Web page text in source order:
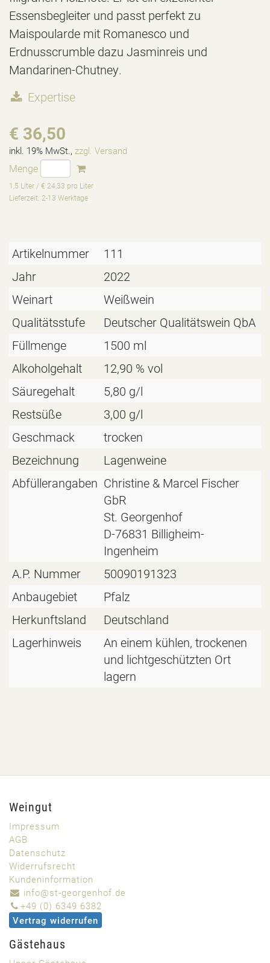
Essensbegleiter und passt perfekt zu
Maispoularde mit Romanesco und
Erdnusscrumble dazu Jasminreis und
Mandarinen-Chutney.
Expertise
€ 36,50
inkl. 19% MwSt., zzgl. Versand
Menge
1,5 Liter / € 24,33 pro Liter
Lieferzeit: 2-13 Werktage
Artikelnummer
111
Jahr
2022
Weinart
Weißwein
Qualitätsstufe
Deutscher Qualitätswein QbA
Füllmenge
1500 ml
Alkoholgehalt
12,90 % vol
Säuregehalt
5,80 g/l
Restsüße
3,00 g/l
Geschmack
trocken
Bezeichnung
Lagenweine
Abfüllerangaben Christine & Marcel Fischer
GbR
St. Georgenhof
D-76831 Billigheim-
Ingenheim
A.P. Nummer
50090191323
Anbaugebiet
Pfalz
Herkunftsland
Deutschland
Lagerhinweis
An einem kühlen, trockenen
und lichtgeschützten Ort
lagern
Weingut
Impressum
AGB
Datenschutz
Widerrufsrecht
Kundeninformation
info@st-georgenhof.de
+49 (0) 6349 6382
Vertrag widerrufen
Gästehaus